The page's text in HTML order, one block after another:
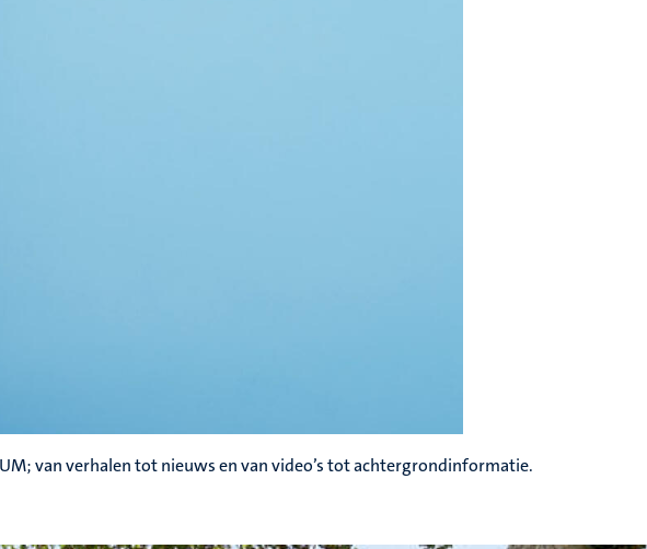
van verhalen tot nieuws en van video’s tot achtergrondinformatie.